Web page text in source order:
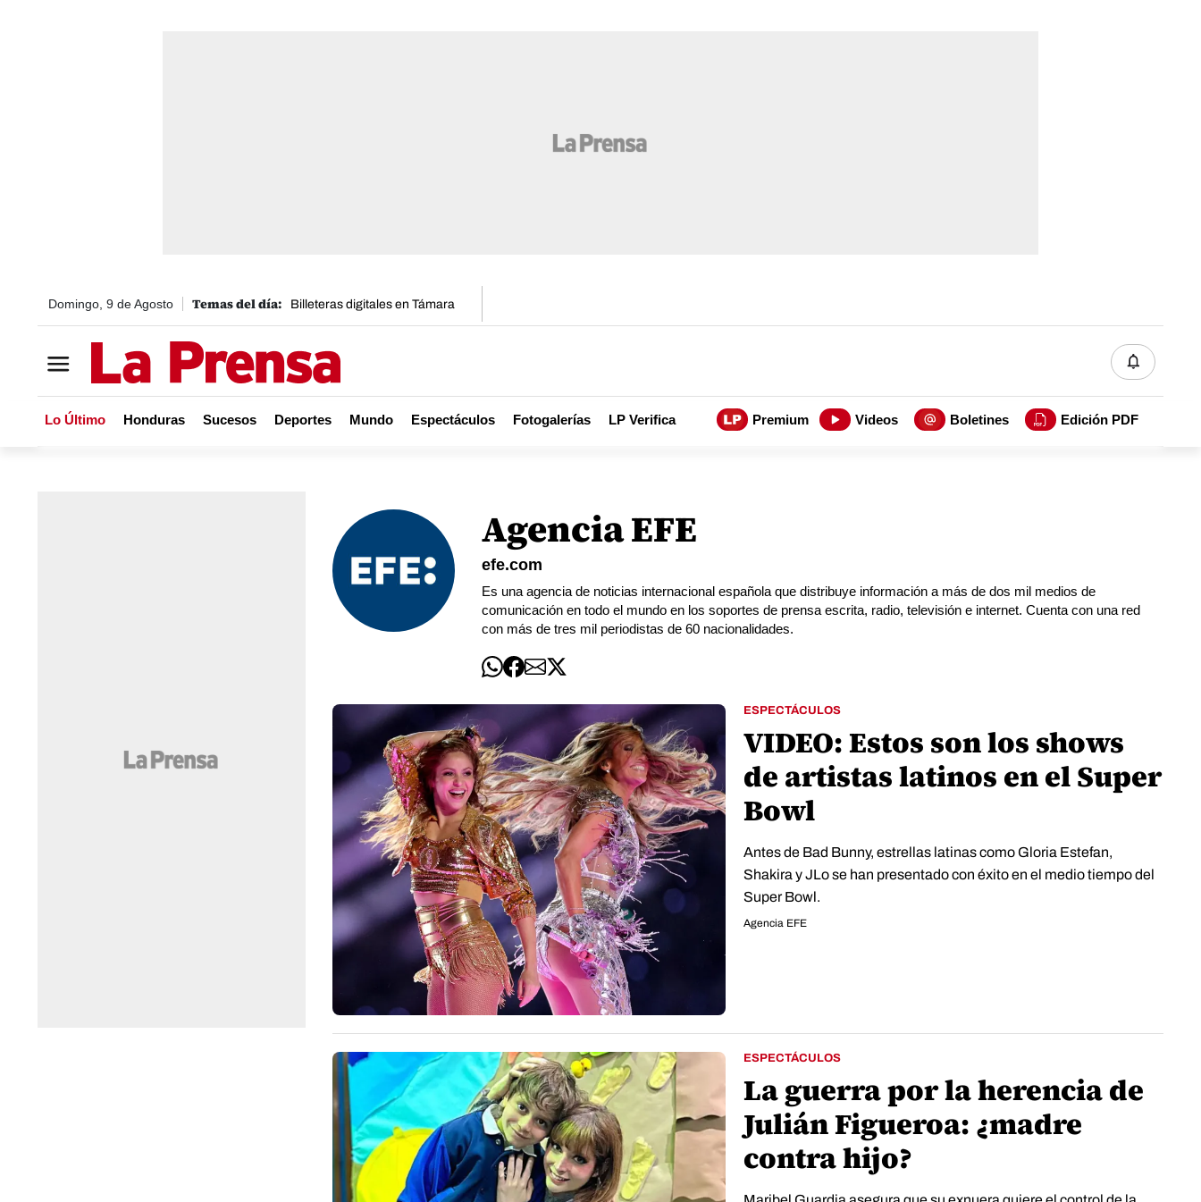
Domingo, 9 de Agosto Billeteras digitales en Támara
Lo Último Honduras Sucesos Deportes Mundo Espectáculos Fotogalerías LP Verifica Premium Videos Boletines Edición PDF
Agencia EFE
efe.com
Es una agencia de noticias internacional española que distribuye información a más de dos mil medios de
comunicación en todo el mundo en los soportes de prensa escrita, radio, televisión e internet. Cuenta con una red
con más de tres mil periodistas de 60 nacionalidades.
ESPECTÁCULOS
VIDEO: Estos son los shows
de artistas latinos en el Super
Bowl
Antes de Bad Bunny, estrellas latinas como Gloria Estefan,
Shakira y JLo se han presentado con éxito en el medio tiempo del
Super Bowl.
Agencia EFE
ESPECTÁCULOS
La guerra por la herencia de
Julián Figueroa: ¿madre
contra hijo?